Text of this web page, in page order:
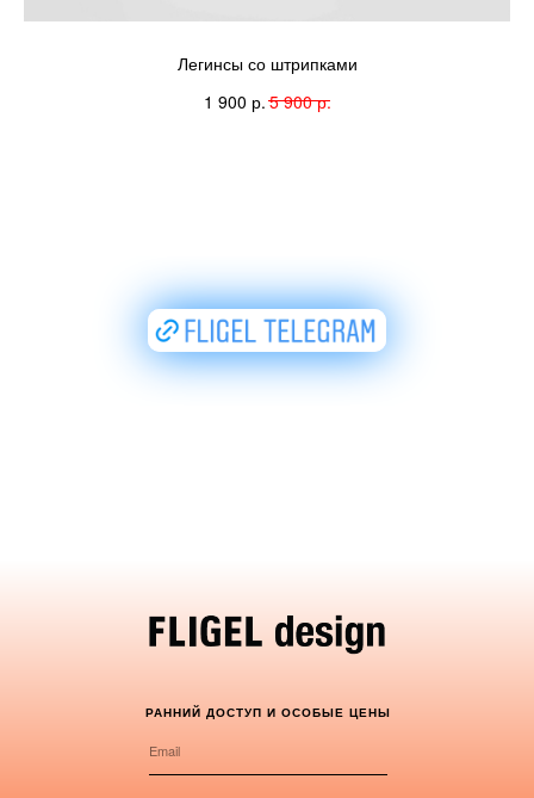
Легинсы со штрипками
1 900 р.5 900 р.
РАННИЙ ДОСТУП И ОСОБЫЕ ЦЕНЫ